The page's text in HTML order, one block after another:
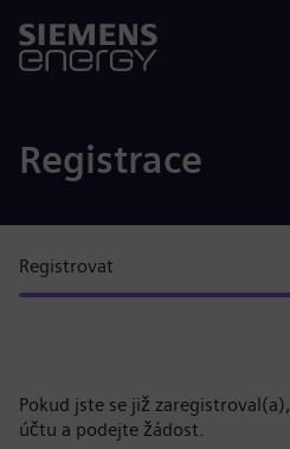
Registrace
Registrovat
Pokud jste se již zaregistroval(a),
účtu a podejte žádost.